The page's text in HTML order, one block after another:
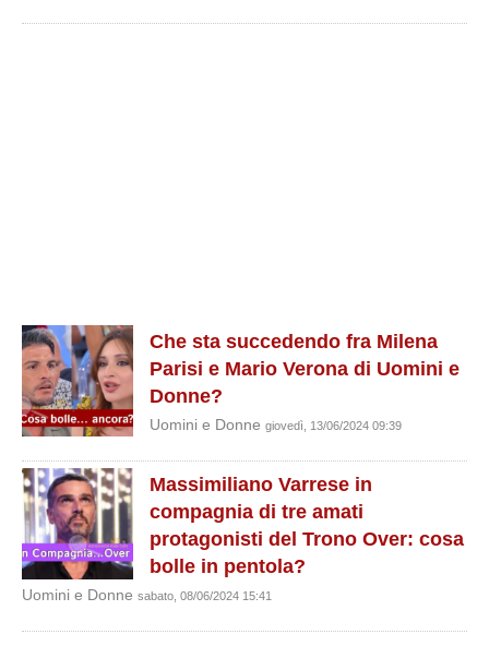
Che sta succedendo fra Milena
Parisi e Mario Verona di Uomini e
Donne?
Uomini e Donne giovedì, 13/06/2024 09:39
Massimiliano Varrese in
compagnia di tre amati
protagonisti del Trono Over: cosa
bolle in pentola?
Uomini e Donne sabato, 08/06/2024 15:41